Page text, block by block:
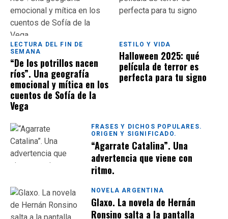
LECTURA DEL FIN DE
SEMANA
“De los potrillos nacen
ríos”. Una geografía
emocional y mítica en los
cuentos de Sofía de la
Vega
ESTILO Y VIDA
Halloween 2025: qué
película de terror es
perfecta para tu signo
FRASES Y DICHOS POPULARES.
ORIGEN Y SIGNIFICADO.
“Agarrate Catalina”. Una
advertencia que viene con
ritmo.
NOVELA ARGENTINA
Glaxo. La novela de Hernán
Ronsino salta a la pantalla